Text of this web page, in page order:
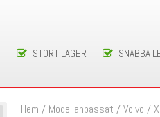
STORT LAGER SNABBA
Hem / Modellanpassat /Volvo /